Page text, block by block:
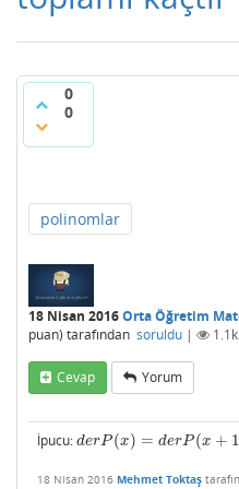
0
0
polinomlar
18 Nisan 2016Orta Öğretim
puan) tarafından soruldu | 1.1k
Cevap Yorum
İpucu: derP(x) = derP(x + 1
derP(x)=d erP (x+1)
18 Nisan 2016 Mehmet Toktaş